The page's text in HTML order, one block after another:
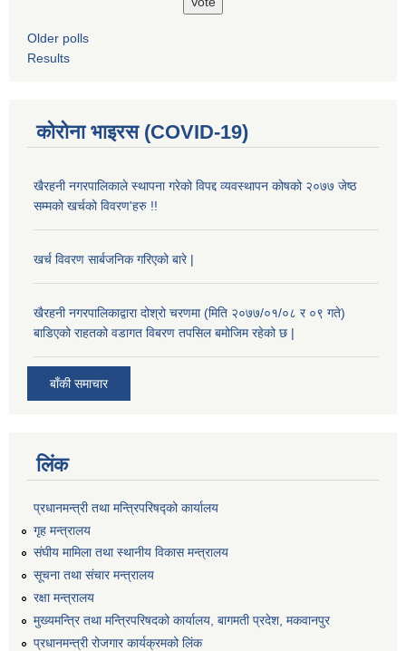
Older polls
Results
कोरोना भाइरस (COVID-19)
खैरहनी नगरपालिकाले स्थापना गरेको विपद्द व्यवस्थापन कोषको २०७७ जेष्ठ
सम्मको खर्चको विवरण'हरु !!
खर्च विवरण सार्बजनिक गरिएको बारे |
खैरहनी नगरपालिकाद्वारा दोश्रो चरणमा (मिति २०७७/०१/०८ र ०९ गते)
बाडिएको राहतको वडागत विबरण तपसिल बमोजिम रहेको छ |
बाँकी समाचार
लिंक
प्रधानमन्त्री तथा मन्त्रिपरिषद्को कार्यालय
गृह मन्त्रालय
संघीय मामिला तथा स्थानीय विकास मन्त्रालय
सूचना तथा संचार मन्त्रालय
रक्षा मन्त्रालय
मुख्यमन्त्रि तथा मन्त्रिपरिषदको कार्यालय, बागमती प्रदेश, मकवानपुर
प्रधानमन्त्री रोजगार कार्यक्रमको लिंक